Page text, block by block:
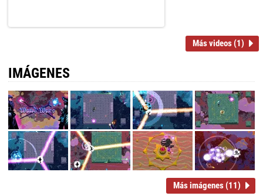
Más videos (1)
IMÁGENES
Más imágenes (11)